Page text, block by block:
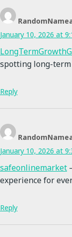
January 10, 2026 at
spotting long-
Reply
January 10, 2026 at
safeonlinemarket
experience for
Reply